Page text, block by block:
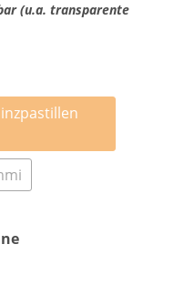
(u.a. transparente